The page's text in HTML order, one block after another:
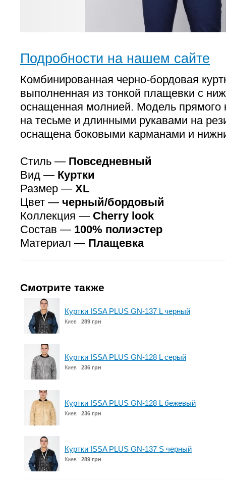
Подробности на нашем сайте
Комбинированная черно-бордовая
выполненная из тонкой плащевки с
оснащенная молнией. Модель
на тесьме и длинными рукавами на
оснащена боковыми карманами и
Стиль — Повседневный
Вид — Куртки
Размер — XL
Цвет — черный/бордовый
Коллекция — Cherry look
Состав — 100% полиэстер
Материал — Плащевка
Смотрите также
Куртки ISSA PLUS GN-137 L черный
Киев 289 грн
Куртки ISSA PLUS GN-128 L серый
Киев 236 грн
Куртки ISSA PLUS GN-128 L бежевый
Киев 236 грн
Куртки ISSA PLUS GN-137 S черный
Киев 289 грн